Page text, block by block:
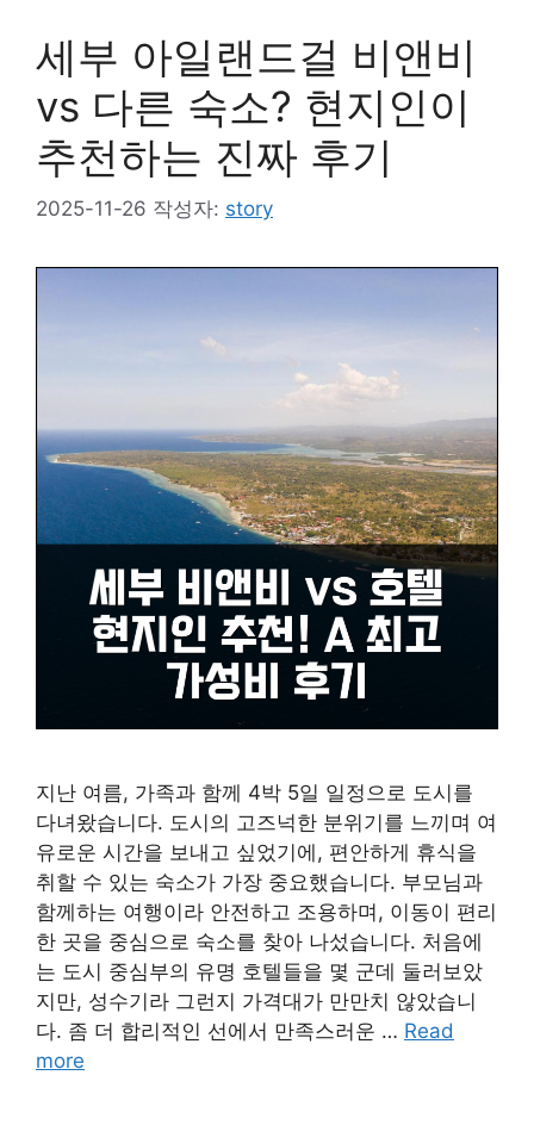
세부 아일랜드걸 비앤비
vs 다른 숙소? 현지인이
추천하는 진짜 후기
2025-11-26 작성자: story
지난 여름, 가족과 함께 4박 5일 일정으로 도시를
다녀왔습니다. 도시의 고즈넉한 분위기를 느끼며 여
유로운 시간을 보내고 싶었기에, 편안하게 휴식을
취할 수 있는 숙소가 가장 중요했습니다. 부모님과
함께하는 여행이라 안전하고 조용하며, 이동이 편리
한 곳을 중심으로 숙소를 찾아 나섰습니다. 처음에
는 도시 중심부의 유명 호텔들을 몇 군데 둘러보았
지만, 성수기라 그런지 가격대가 만만치 않았습니
다. 좀 더 합리적인 선에서 만족스러운 … Read
more